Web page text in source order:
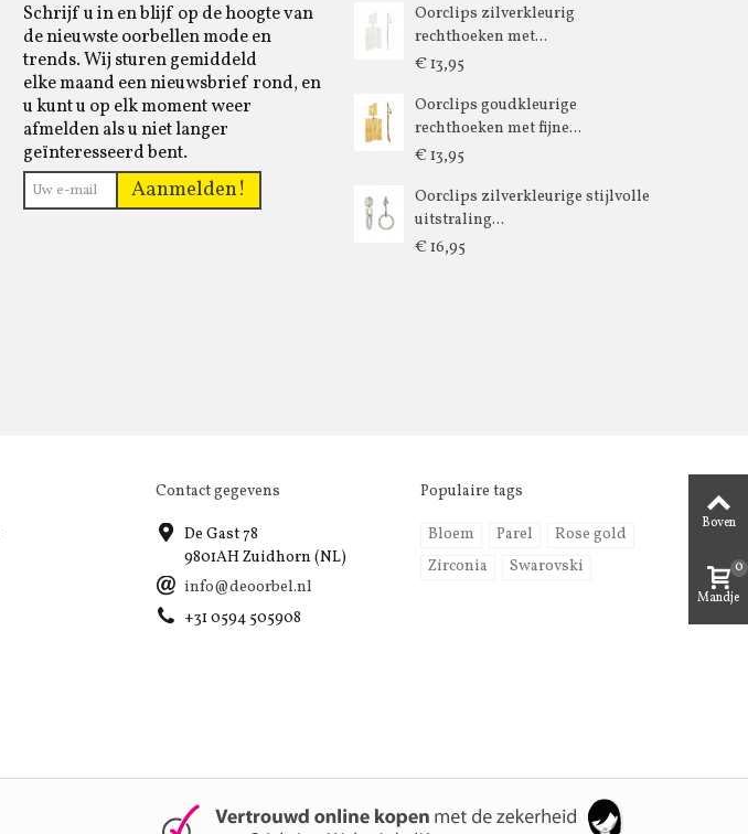
Schrijf u in en blijf op de hoogte van
de nieuwste oorbellen mode en
trends. Wij sturen gemiddeld
elke maand een nieuwsbrief rond, en
u kunt u op elk moment weer
afmelden als u niet langer
geïnteresseerd bent.
Aanmelden!
Oorclips zilverkleurig
rechthoeken met...
€ 13,95
Oorclips goudkleurige
rechthoeken met fijne...
€ 13,95
Oorclips zilverkleurige stijlvolle
uitstraling...
€ 16,95
Contact gegevens
De Gast 78
9801AH Zuidhorn (NL)
info@deoorbel.nl
+31 0594 505908
Populaire tags
Bloem Parel
Rose gold
Zirconia
Swarovski
Boven
Mandje
0